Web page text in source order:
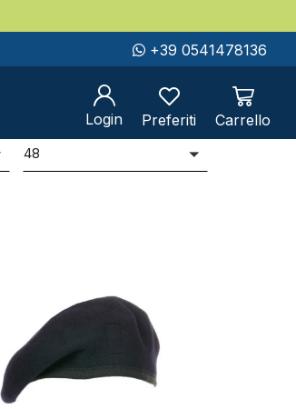
+39 0541478136
Login Preferiti Carrello
Prodotti per pag
48